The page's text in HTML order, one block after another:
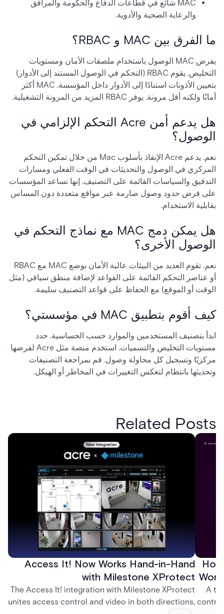
MAC شائع في قطاعات الدفاع والحكومة والمرافق
والرعاية الصحية والأدوية.
ما الفرق بين MAC و RBAC؟
يفرض MAC الوصول باستخدام ملصقات الأمان ومستويات
التخليص. يقوم RBAC (التحكم في الوصول المستند إلى الأدوار)
بتعيين الأذونات استنادًا إلى الأدوار داخل المؤسسة. MAC أكثر
أمانًا ولكنه أقل مرونة. يوفر RBAC المزيد من المرونة التشغيلية.
هل يدعم أمن Acre التحكم الإلزامي في
الوصول؟
نعم. يدعم Acre الإنفاذ بأسلوب Mac من خلال تمكين التحكم
المركزي في الوصول والتحديثات في الوقت الفعلي ومسارات
التدقيق والسياسات القائمة على التصنيف. إنها تساعد المؤسسات
على فرض حدود وصول صارمة عبر مواقع متعددة دون المساس
بقابلية الاستخدام.
هل يمكن دمج MAC مع نماذج التحكم في
الوصول الأخرى؟
نعم. تقوم العديد من البيئات عالية الأمان بوضع MAC مع RBAC
أو عناصر التحكم القائمة على القواعد لإضافة منطق سياقي (مثل
الوقت أو الموقع) مع الحفاظ على قواعد التصنيف سليمة.
كيف أقوم بتطبيق MAC في مؤسستي؟
ابدأ بتصنيف المستخدمين والموارد حسب الحساسية. حدد
مستويات التخليص والتسميات. استخدم منصة مثل Acre لفرضها
مركزيًا وتسجيل كل محاولة وصول. قم بمراجعة التصنيفات
وتحديثها بانتظام لتعكس التغييرات في المخاطر أو الهيكل.
Related Posts
A
Access It! Now Works Hand-in-Hand
with Milestone XProtect
The Access It! integration with Milestone XProtect
unites access control and video in both directions,